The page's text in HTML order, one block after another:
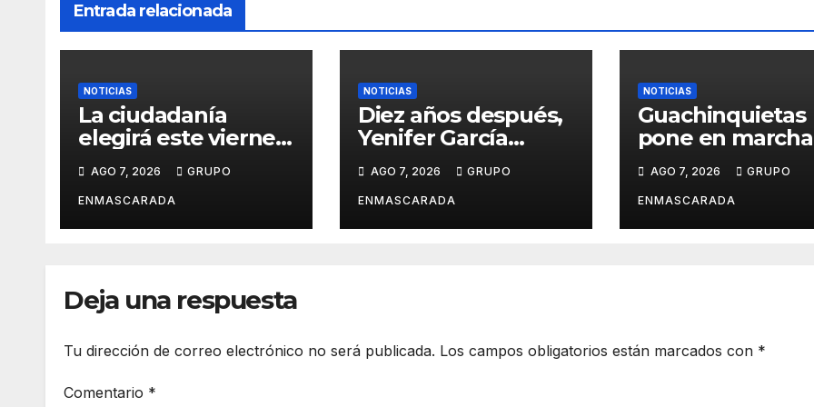
Entrada relacionada
NOTICIAS
La ciudadanía
elegirá este viernes
el cartel del
Carnaval de Las
Palmas de Gran
Canaria 2027 en
Televisión Canaria
AGO 7, 2026 GRUPO
ENMASCARADA
NOTICIAS
Diez años después,
Yenifer García
revive su sueño
carnavalero en el
vídeo de
presentación de
AGO 7, 2026 GRUPO
ENMASCARADA
NOTICIAS
Guachinquietas
pone en
creación de su
repertorio para el
Carnaval 2027
AGO 7, 2026 GRUPO
ENMASCARADA
Deja una respuesta
Tu dirección de correo electrónico no será publicada. Los campos obligatorios están marcados con *
Comentario *